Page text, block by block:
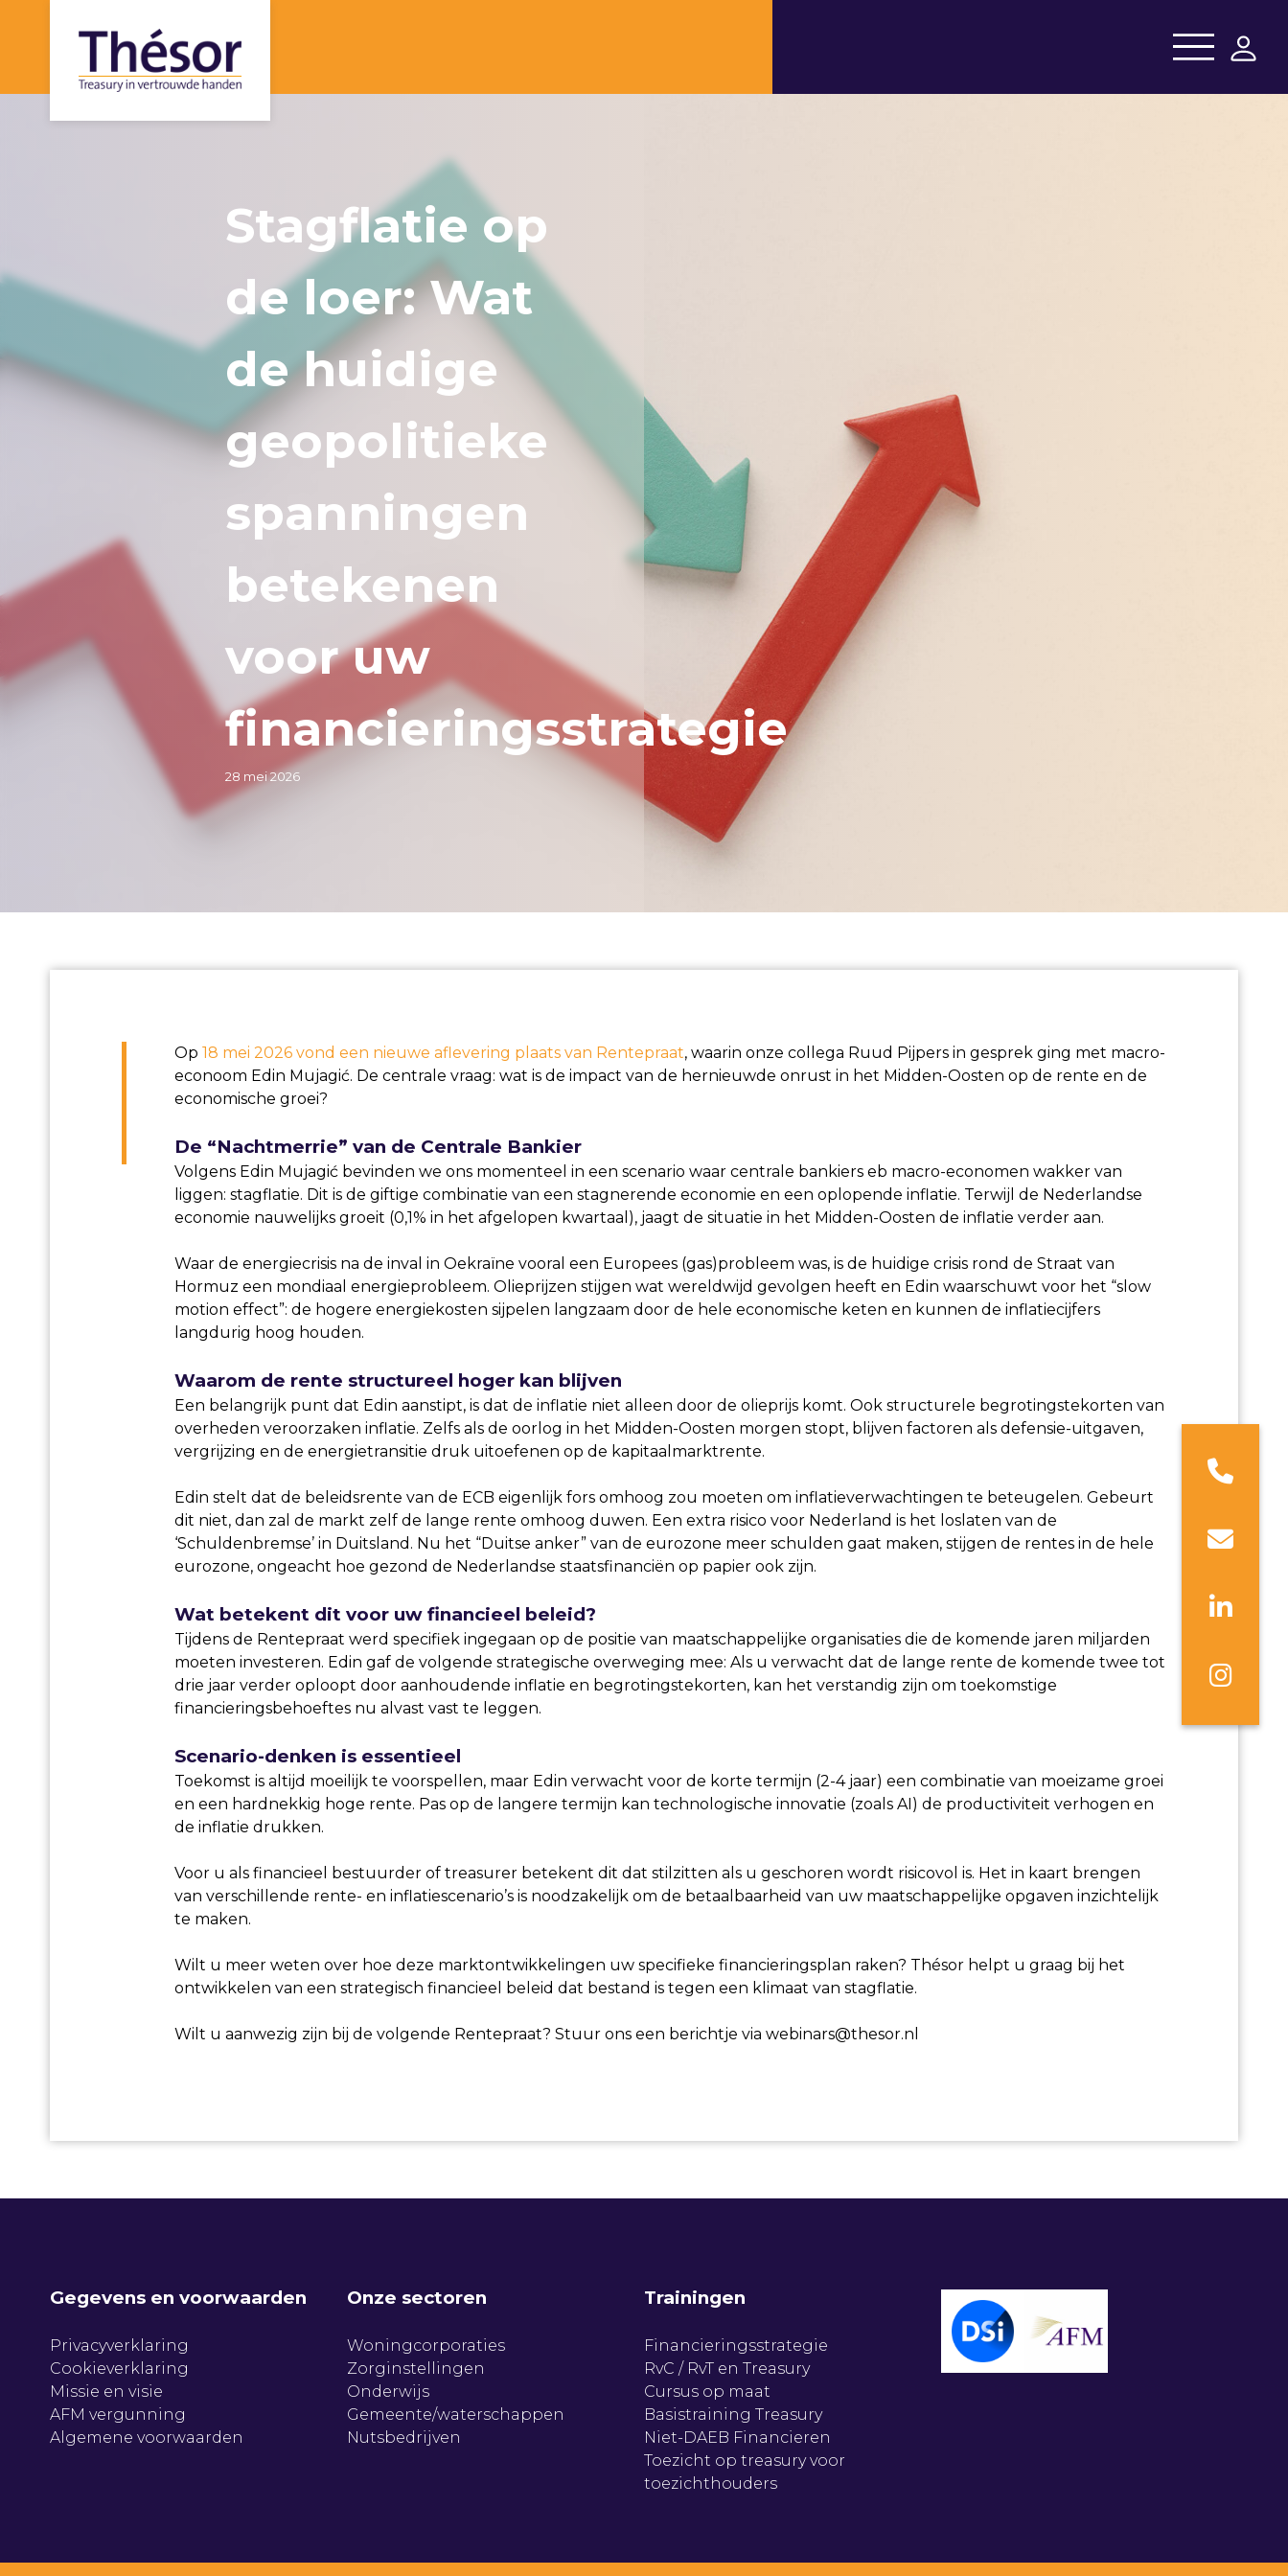
Stagflatie op
de loer: Wat
de huidige
geopolitieke
spanningen
betekenen
voor uw
financieringsstrategie
28 mei 2026
Op 18 mei 2026 vond een nieuwe aflevering plaats van Rentepraat, waarin onze collega Ruud Pijpers in gesprek ging met macro-
econoom Edin Mujagić. De centrale vraag: wat is de impact van de hernieuwde onrust in het Midden-Oosten op de rente en de
economische groei?
De “Nachtmerrie” van de Centrale Bankier
Volgens Edin Mujagić bevinden we ons momenteel in een scenario waar centrale bankiers eb macro-economen wakker van
liggen: stagflatie. Dit is de giftige combinatie van een stagnerende economie en een oplopende inflatie. Terwijl de Nederlandse
economie nauwelijks groeit (0,1% in het afgelopen kwartaal), jaagt de situatie in het Midden-Oosten de inflatie verder aan.
Waar de energiecrisis na de inval in Oekraïne vooral een Europees (gas)probleem was, is de huidige crisis rond de Straat van
Hormuz een mondiaal energieprobleem. Olieprijzen stijgen wat wereldwijd gevolgen heeft en Edin waarschuwt voor het “slow
motion effect”: de hogere energiekosten sijpelen langzaam door de hele economische keten en kunnen de inflatiecijfers
langdurig hoog houden.
Waarom de rente structureel hoger kan blijven
Een belangrijk punt dat Edin aanstipt, is dat de inflatie niet alleen door de olieprijs komt. Ook structurele begrotingstekorten van
overheden veroorzaken inflatie. Zelfs als de oorlog in het Midden-Oosten morgen stopt, blijven factoren als defensie-uitgaven,
vergrijzing en de energietransitie druk uitoefenen op de kapitaalmarktrente.
Edin stelt dat de beleidsrente van de ECB eigenlijk fors omhoog zou moeten om inflatieverwachtingen te beteugelen. Gebeurt
dit niet, dan zal de markt zelf de lange rente omhoog duwen. Een extra risico voor Nederland is het loslaten van de
‘Schuldenbremse’ in Duitsland. Nu het “Duitse anker” van de eurozone meer schulden gaat maken, stijgen de rentes in de hele
eurozone, ongeacht hoe gezond de Nederlandse staatsfinanciën op papier ook zijn.
Wat betekent dit voor uw financieel beleid?
Tijdens de Rentepraat werd specifiek ingegaan op de positie van maatschappelijke organisaties die de komende jaren miljarden
moeten investeren. Edin gaf de volgende strategische overweging mee: Als u verwacht dat de lange rente de komende twee tot
drie jaar verder oploopt door aanhoudende inflatie en begrotingstekorten, kan het verstandig zijn om toekomstige
financieringsbehoeftes nu alvast vast te leggen.
Scenario-denken is essentieel
Toekomst is altijd moeilijk te voorspellen, maar Edin verwacht voor de korte termijn (2-4 jaar) een combinatie van moeizame groei
en een hardnekkig hoge rente. Pas op de langere termijn kan technologische innovatie (zoals AI) de productiviteit verhogen en
de inflatie drukken.
Voor u als financieel bestuurder of treasurer betekent dit dat stilzitten als u geschoren wordt risicovol is. Het in kaart brengen
van verschillende rente- en inflatiescenario’s is noodzakelijk om de betaalbaarheid van uw maatschappelijke opgaven inzichtelijk
te maken.
Wilt u meer weten over hoe deze marktontwikkelingen uw specifieke financieringsplan raken? Thésor helpt u graag bij het
ontwikkelen van een strategisch financieel beleid dat bestand is tegen een klimaat van stagflatie.
Wilt u aanwezig zijn bij de volgende Rentepraat? Stuur ons een berichtje via webinars@thesor.nl
Gegevens en voorwaarden
Privacyverklaring
Cookieverklaring
Missie en visie
AFM vergunning
Algemene voorwaarden
Onze sectoren
Woningcorporaties
Zorginstellingen
Onderwijs
Gemeente/waterschappen
Nutsbedrijven
Trainingen
Financieringsstrategie
RvC / RvT en Treasury
Cursus op maat
Basistraining Treasury
Niet-DAEB Financieren
Toezicht op treasury voor
toezichthouders